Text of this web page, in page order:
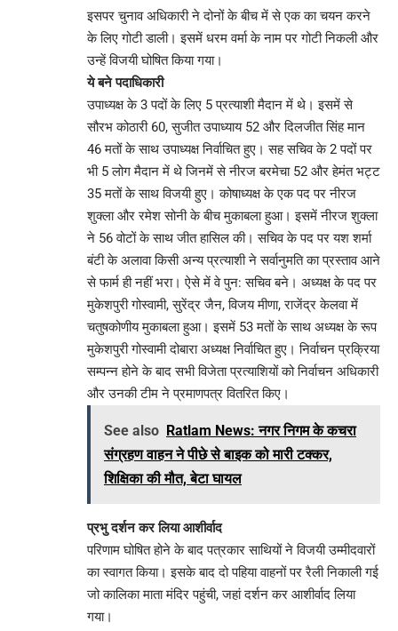
इसपर चुनाव अधिकारी ने दोनों के बीच में से एक का चयन करने
के लिए गोटी डाली। इसमें धरम वर्मा के नाम पर गोटी निकली और
उन्हें विजयी घोषित किया गया।
ये बने पदाधिकारी
उपाध्यक्ष के 3 पदों के लिए 5 प्रत्याशी मैदान में थे। इसमें से
सौरभ कोठारी 60, सुजीत उपाध्याय 52 और दिलजीत सिंह मान
46 मतों के साथ उपाध्यक्ष निर्वाचित हुए। सह सचिव के 2 पदों पर
भी 5 लोग मैदान में थे जिनमें से नीरज बरमेचा 52 और हेमंत भट्ट
35 मतों के साथ विजयी हुए। कोषाध्यक्ष के एक पद पर नीरज
शुक्ला और रमेश सोनी के बीच मुकाबला हुआ। इसमें नीरज शुक्ला
ने 56 वोटों के साथ जीत हासिल की। सचिव के पद पर यश शर्मा
बंटी के अलावा किसी अन्य प्रत्याशी ने सर्वानुमति का प्रस्ताव आने
से फार्म ही नहीं भरा। ऐसे में वे पुन: सचिव बने। अध्यक्ष के पद पर
मुकेशपुरी गोस्वामी, सुरेंद्र जैन, विजय मीणा, राजेंद्र केलवा में
चतुषकोणीय मुकाबला हुआ। इसमें 53 मतों के साथ अध्यक्ष के रूप
मुकेशपुरी गोस्वामी दोबारा अध्यक्ष निर्वाचित हुए। निर्वाचन प्रक्रिया
सम्पन्न होने के बाद सभी विजेता प्रत्याशियों को निर्वाचन अधिकारी
और उनकी टीम ने प्रमाणपत्र वितरित किए।
See also Ratlam News: नगर निगम के कचरा
संग्रहण वाहन ने पीछे से बाइक को मारी टक्कर,
शिक्षिका की मौत, बेटा घायल
प्रभु दर्शन कर लिया आशीर्वाद
परिणाम घोषित होने के बाद पत्रकार साथियों ने विजयी उम्मीदवारों
का स्वागत किया। इसके बाद दो पहिया वाहनों पर रैली निकाली गई
जो कालिका माता मंदिर पहुंची, जहां दर्शन कर आशीर्वाद लिया
गया।